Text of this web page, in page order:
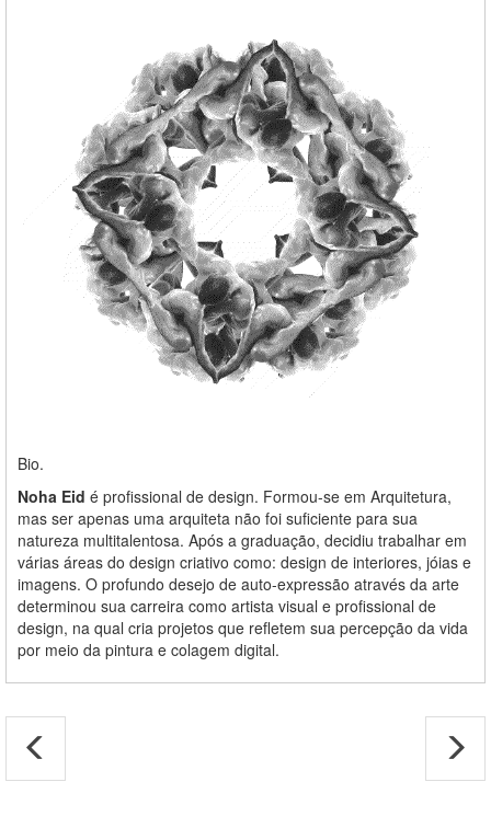
Bio.
Noha Eid é profissional de design. Formou-se em Arquitetura,
mas ser apenas uma arquiteta não foi suficiente para sua
natureza multitalentosa. Após a graduação, decidiu trabalhar em
várias áreas do design criativo como: design de interiores, jóias e
imagens. O profundo desejo de auto-expressão através da arte
determinou sua carreira como artista visual e profissional de
design, na qual cria projetos que refletem sua percepção da vida
por meio da pintura e colagem digital.